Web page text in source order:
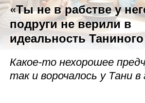
«Ты не в рабстве у
подруги не верили в
идеальность
Какое-то нехорошее
так и ворочалось у Тани в